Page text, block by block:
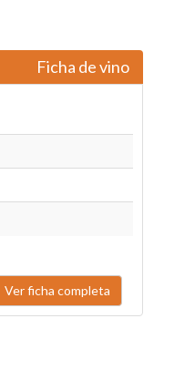
Ficha de vino
Ver ficha completa